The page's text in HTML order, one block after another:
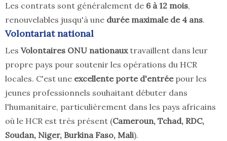
Les contrats sont généralement de 6 à 12 mois,
renouvelables jusqu'à une durée maximale de 4 ans.
Volontariat national
Les Volontaires ONU nationauxtravaillent dans leur
propre pays pour soutenir les opérations du HCR
locales. C'est une excellente porte d'entréepour les
jeunes professionnels souhaitant débuter dans
l'humanitaire, particulièrement dans les pays africains
où le HCR est très présent (Cameroun, Tchad, RDC,
Soudan, Niger, Burkina Faso, Mali).